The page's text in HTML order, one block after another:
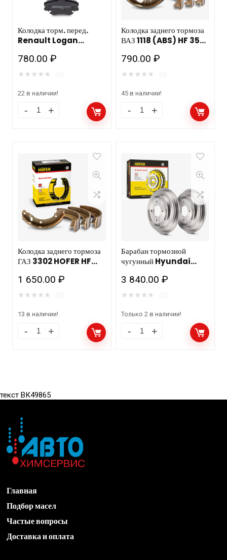
Колодка торм. перед.
Renault Logan
Largus б/датч HF 350
563/ 20шт
780.00₽
★ ★ ★ ★ ★
22 в наличии!
Колодка заднего тормоза
ВАЗ 1118 (ABS) HF 350
790.00₽
★ ★ ★ ★ ★
45 в наличии!
Колодка заднего тормоза
ГАЗ 3302 HOFER HF
1 650.00₽
★ ★ ★ ★ ★
13 в наличии!
Барабан тормозной
чугунный Hyundai
d=203mm HOFER HF
144 827
3 840.00₽
★ ★ ★ ★ ★
Только 2 в наличии!
текст ВК49865
Главная
Подбор масел
Частые вопросы
Доставка и оплата